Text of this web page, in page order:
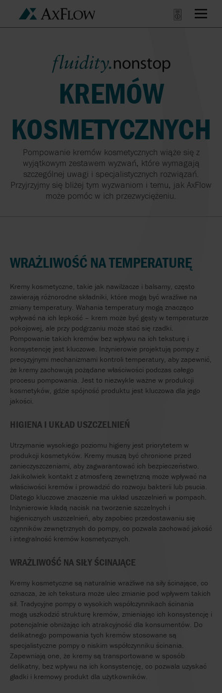
KREMÓW
KOSMETYCZNYCH
Pompowanie kremów kosmetycznych wiąże sięz
wyjątkowym zestawem wyzwań, które wymagają
szczególnej uwagi i specjalistycznych rozwiązań.
Przyjrzyjmy się bliżej tym wyzwaniom i temu, jak AxFlow
może pomóc w ich przezwyciężeniu.
WRAŻLIWOŚĆ NATEMPERATURĘ
Kremy kosmetyczne, takie jak nawilżacze i balsamy, często
zawierają różnorodne składniki, które mogą być wrażliwe na
zmiany temperatury. Wahania temperatury mogą znacząco
wpływać na ich lepkość – krem może być gęsty w temperaturze
pokojowej, ale przy podgrzaniu może stać się rzadki.
Pompowanie takich kremów bez wpływu na ich teksturę i
konsystencję jest kluczowe. Inżynierowie projektują pompy z
precyzyjnymi mechanizmami kontroli temperatury, aby zapewnić,
że kremy zachowują pożądane właściwości podczas całego
procesu pompowania. Jest to niezwykle ważne w produkcji
kosmetyków, gdzie spójność produktu jest kluczowa dla jego
jakości.
HIGIENA I UKŁAD USZCZELNIEŃ
Utrzymanie wysokiego poziomu higieny jest priorytetem w
produkcji kosmetyków. Kremy muszą być chronione przed
zanieczyszczeniami, aby zagwarantować ich bezpieczeństwo.
Jakikolwiek kontakt z atmosferą zewnętrzną może wpływać na
właściwości kremów i prowadzić do rozwoju bakterii lub psucia.
Dlatego kluczowe znaczenie ma układ uszczelnień w pompach.
Inżynierowie kładą nacisk na tworzenie szczelnych i
higienicznych uszczelnień, aby zapobiec przedostawaniu się
czynników zewnętrznych do pompy, co pozwala zachować jakość
i integralność kremów kosmetycznych.
WRAŻLIWOŚĆ NA SIŁY ŚCINAJĄCE
Kremy kosmetyczne są naturalnie wrażliwe na siły ścinające, co
oznacza, że ich tekstura może ulec zmianie pod wpływem takich
sił. Tradycyjne pompy o wysokich współczynnikach ścinania
mogą uszkodzić strukturę kremów, zmieniając ich konsystencję i
potencjalnie obniżając ich atrakcyjność dla konsumentów. Do
delikatnego pompowania tych kremów stosowane są
specjalistyczne pompy o niskim współczynniku ścinania.
Zapewniają one, że kremy są transportowane w sposób
delikatny, bez wpływu na ich konsystencję, co pozwala uzyskać
gładki i kremowy produkt dla użytkowników.